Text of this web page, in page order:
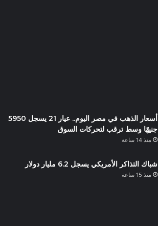
أسعار الذهب في مصر اليوم.. عيار 21 يسجل 5950
جنيهًا وسط ترقب لتحركات السوق
منذ 14 ساعة
شباك التذاكر الأمريكي يسجل 6.2 مليار دولار
منذ 15 ساعة